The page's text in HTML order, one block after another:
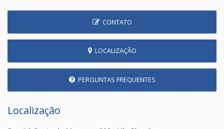
CONTATO
LOCALIZAÇÃO
PERGUNTAS FREQUENTES
Localização